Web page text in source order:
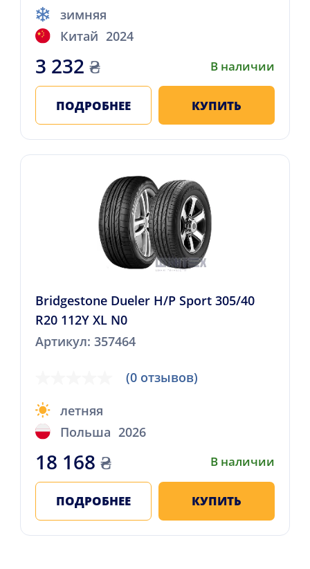
зимняя
Китай 2024
3 232 ₴ В наличии
ПОДРОБНЕЕ КУПИТЬ
Bridgestone Dueler H/P Sport 305/40
R20 112Y XL N0
Артикул: 357464
(0 отзывов)
летняя
Польша 2026
18 168 ₴ В наличии
ПОДРОБНЕЕ КУПИТЬ